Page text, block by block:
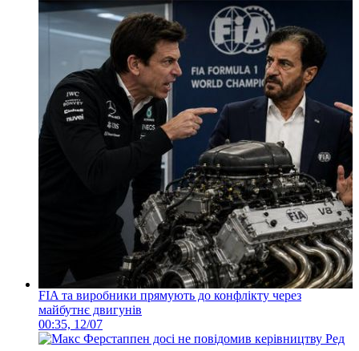
FIA та виробники прямують до конфлікту через
майбутнє двигунів
00:35, 12/07